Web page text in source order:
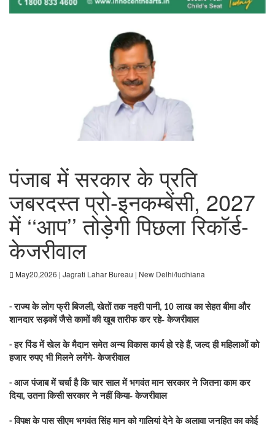
पंजाब में सरकार के प्रति
जबरदस्त प्रो-इनकम्बेंसी, 2027
में ‘‘आप’’ तोड़ेगी पिछला रिकॉर्ड-
केजरीवाल
May20,2026 | Jagrati Lahar Bureau | New Delhi/ludhiana
-राज्य के लोग फ्री बिजली,खेतों तक नहरी पानी, 10 लाख का सेहत बीमा और
शानदार सड़कों जैसे कामों की खूब तारीफ कर रहे- केजरीवाल
-हर पिंड में खेल के मैदान समेत अन्य विकास कार्य हो रहे हैं,जल्द ही महिलाओं को
हजार रुपए भी मिलने लगेंगे- केजरीवाल
- आज पंजाब में चर्चा है कि चार साल में भगवंत मान सरकार ने जितना काम कर
दिया,उतना किसी सरकार ने नहीं किया- केजरीवाल
-विपक्ष के पास सीएम भगवंत सिंह मान को गालियां देने के अलावा जनहित का कोई